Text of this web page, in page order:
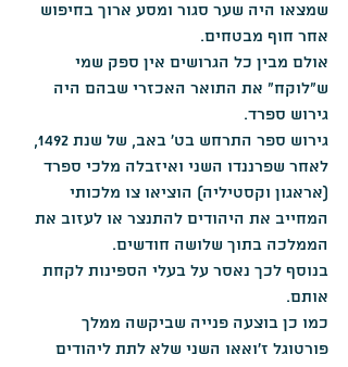
שמצאו היה שער סגור ומסע ארוך בחיפוש
אחר חוף מבטחים.
אולם מבין כל הגרושים אין ספק שמי
ש"לוקח" את התואר האכזרי שבהם היה
גירוש ספרד.
גירוש ספר התרחש בט' באב, של שנת 1492,
לאחר שפרננדו השני ואיזבלה מלכי ספרד
(אראגון וקסטיליה) הוציאו צו מלכותי
המחייב את היהודים להתנצר או לעזוב את
הממלכה בתוך שלושה חודשים.
בנוסף לכך נאסר על בעלי הספינות לקחת
אותם.
כמו כן בוצעה פנייה שביקשה ממלך
פורטוגל ז'ואאו השני שלא לתת ליהודים